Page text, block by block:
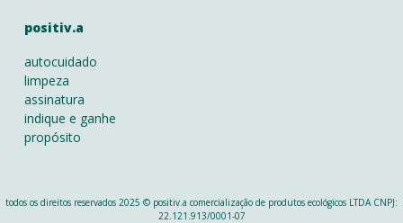
positiv.a
autocuidado
limpeza
assinatura
indique e ganhe
propósito
todos os direitos reservados 2025 © positiv.a comercialização de produtos ecológicos LTDA CNPJ:
22.121.913/0001-07